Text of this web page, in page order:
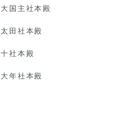
大国主社本殿
太田社本殿
十社本殿
大年社本殿